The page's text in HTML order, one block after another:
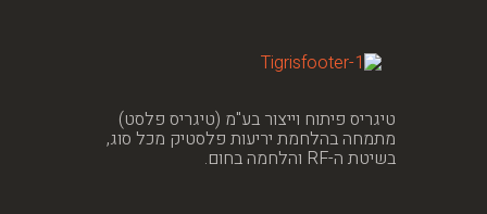
טיגריס פיתוח וייצור בע"מ (טיגריס פלסט)
מתמחה בהלחמת יריעות פלסטיק מכל סוג,
בשיטת ה-RF והלחמה בחום.